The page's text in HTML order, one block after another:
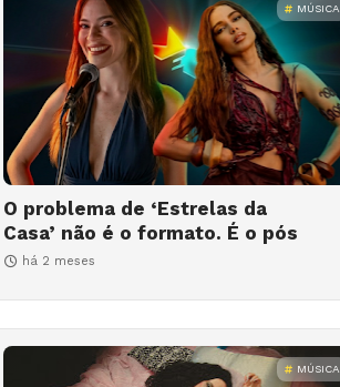
MÚSICA
O problema de ‘Estrelas da
Casa’ não é o formato. É o pós
há 2 meses
MÚSICA